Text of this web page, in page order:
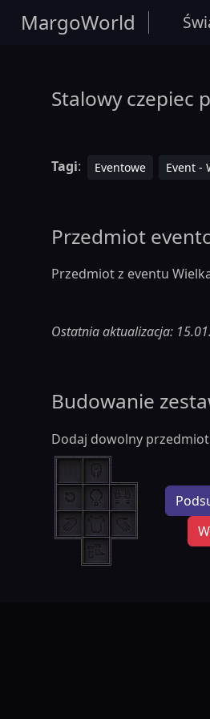
MargoWorld
Stalowy czepiec
Tagi: Eventowe Event -
Przedmiot
Przedmiot z eventu
Ostatnia aktualizacja:
Budowanie
Dodaj dowolny